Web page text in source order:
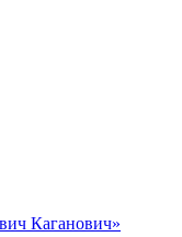
Каганович»